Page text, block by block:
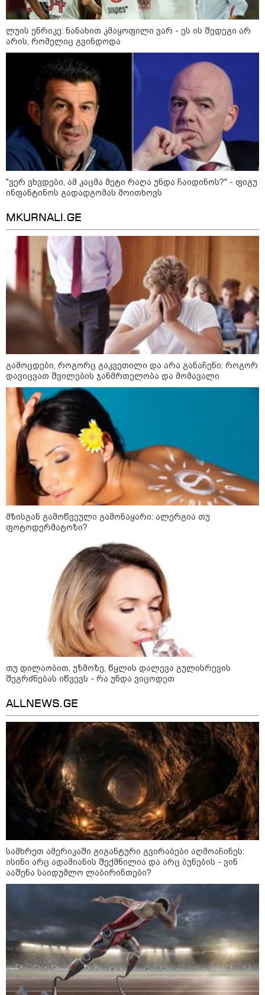
ირანის პარლამენტის
თავმჯდომარე აშშ-ზე -
თეატრალური დიპლომატია
გამუდმებით მეორდება -
შეასრულეთ ვალდებულებები,
მეტი თეატრი არ გვჭირდება
მიხაილ ფედოროვი აცხადებს, რომ
რუსეთის ტერიტორიაზე
სამიზნეების წინააღმდეგ Starlink-
მასკთან მოლაპარაკებებს
აწარმოებს
სამოქალაქო საზოგადოების
წარმომადგენლები 2008 წლის
რუსეთ-საქართველოს აგვისტოს
ომის 18 წლისთავთან
დაკავშირებით ერთობლივ
განცხადებას ავრცელებენ
საზოგადოება
21:03 / 05-08-2026
რამ გამოიწვია საქართველოს
ელექტროენერგეტიკული სისტემის სრული
გათიშვა - რას ამბობს სემეკ-ის წევრი
რუსეთ-საქართველოს აგვისტოს
ომის 18 წლისთავთან
დაკავშირებით ერთობლივ
განცხადებას ავრცელებენ
22:35 / 06-08-2026
"კიდევ ერთხელ მოვუწოდებ
საქართველოს მთავრობას, მისი
დაუყოვნებლივი და უპირობო
გათავისუფლებისკენ" - რას
წერს ეუთო-ს წარმომადგენელი
მზია ამაღლობელზე?
21:38 / 06-08-2026
"ჩვენთვის ეს ეგზოტიკაა, ჩვენს
სტუმრებს ასე ვუხსნით - ბევრი
სანთელი, ეგზოტიკა და
რომანტიკული საღამოები" -
შალვა ალავერდაშვილი
ელექტროენერგიის გათიშვებზე
21:08 / 06-08-2026
"არ ვიცი, თუ ვინმე იცის, რასთან
არის დაკავშირებული ნია
იმნაძის 10 თვის თავზე დაკავება
- რა უნდა თქვას 16 წლის
ლუის ენრიკე: ნანახით კმაყოფილი ვარ - ეს ის შედეგი არ
არის, რომელიც გვინდოდა
"ვერ ვხვდები, ამ კაცმა მეტი რაღა უნდა ჩაიდინოს?" - ფიგუ
ინფანტინოს გადადგომას მოითხოვს
MKURNALI.GE
გამოცდები, როგორც გაკვეთილი და არა განაჩენი: როგორ
დავიცვათ შვილების ჯანმრთელობა და მომავალი
მზისგან გამოწვეული გამონაყარი: ალერგია თუ
ფოტოდერმატოზი?
თუ დილაობით, უზმოზე, წყლის დალევა გულისრევის
შეგრძნებას იწვევს - რა უნდა ვიცოდეთ
ALLNEWS.GE
სამხრეთ ამერიკაში გიგანტური გვირაბები აღმოაჩინეს:
ისინი არც ადამიანის შექმნილია და არც ბუნების - ვინ
ააშენა საიდუმლო ლაბირინთები?